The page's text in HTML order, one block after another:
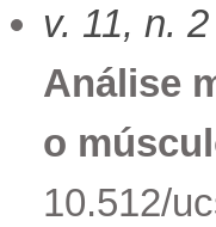
v. 11, n.
Análise
o
10.512/